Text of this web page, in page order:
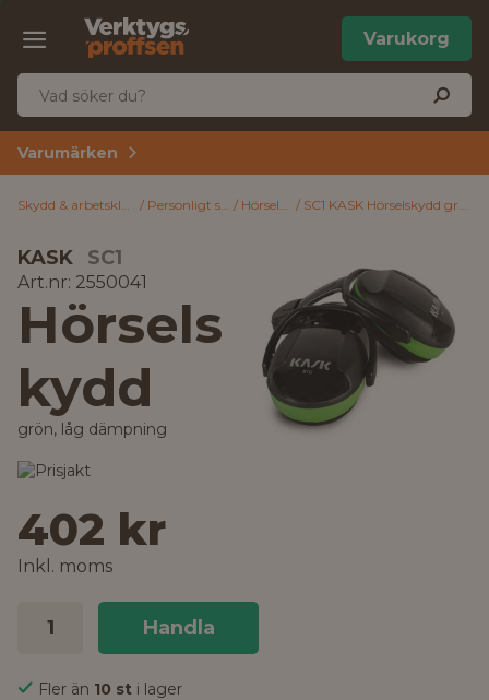
Varukorg
Varumärken
Skydd & arbetskläder Personligt skydd Hörselskydd SC1 KASK Hörselskydd grön, låg dämpning
KASK SC1
Art.nr: 2550041
Hörsels
kydd
grön, låg dämpning
402 kr
Inkl. moms
Handla
Fler än 10 st i lager